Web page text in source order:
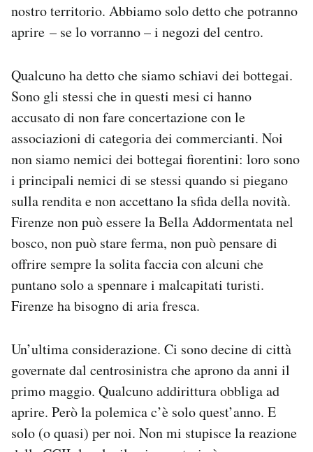
nostro territorio. Abbiamo solo detto che potranno
aprire – se lo vorranno – i negozi del centro.
Qualcuno ha detto che siamo schiavi dei bottegai.
Sono gli stessi che in questi mesi ci hanno
accusato di non fare concertazione con le
associazioni di categoria dei commercianti. Noi
non siamo nemici dei bottegai fiorentini: loro sono
i principali nemici di se stessi quando si piegano
sulla rendita e non accettano la sfida della novità.
Firenze non può essere la Bella Addormentata nel
bosco, non può stare ferma, non può pensare di
offrire sempre la solita faccia con alcuni che
puntano solo a spennare i malcapitati turisti.
Firenze ha bisogno di aria fresca.
Un’ultima considerazione. Ci sono decine di città
governate dal centrosinistra che aprono da anni il
primo maggio. Qualcuno addirittura obbliga ad
aprire. Però la polemica c’è solo quest’anno. E
solo (o quasi) per noi. Non mi stupisce la reazione